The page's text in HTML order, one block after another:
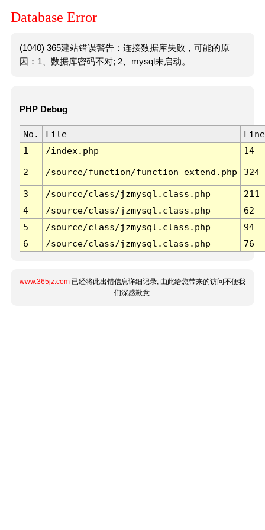
Database Error
(1040) 365建站错误警告：连接数据库失败，可能的原
因：1、数据库密码不对; 2、mysql未启动。
PHP Debug
No. File
Line
1
/index.php 14
2 /source/function/function_extend.php 324
3 /source/class/jzmysql.class.php
211
4
/source/class/jzmysql.class.php
62
5
/source/class/jzmysql.class.php
94
6
/source/class/jzmysql.class.php 76
www.365jz.com 已经将此出错信息详细记录, 由此给您带来的访问不便我
们深感歉意.